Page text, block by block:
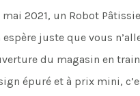
2021, un Robot
juste que vous
du magasin en
épuré et à prix mini,